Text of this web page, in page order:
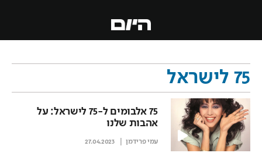
75 לישראל
75 אלבומים ל-75 לישראל: על
אהבות שלנו
עמי פרידמן 27.04.2023